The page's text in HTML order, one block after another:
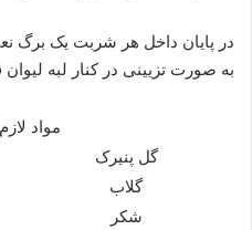
در پایان داخل هر شربت یک برگ
به صورت تزیینی در کنار لبه
مواد
گل پنیرک
گلاب
شکر